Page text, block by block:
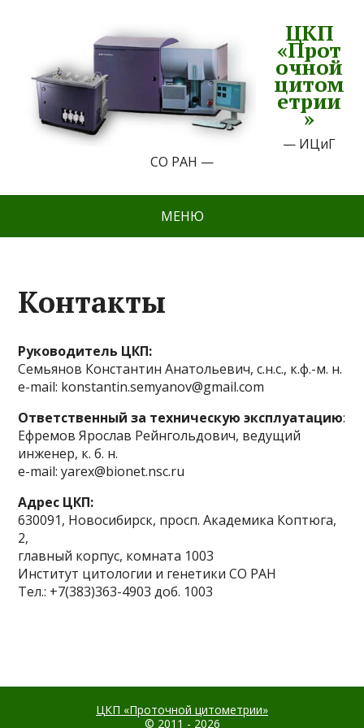
ЦКП
«Прот
очной
цитом
етрии
»
— ИЦиГ
СО РАН —
МЕНЮ
Контакты
Руководитель ЦКП:
Семьянов Константин Анатольевич, с.н.с., к.ф.-м. н.
e-mail: konstantin.semyanov@gmail.com
Ответственный за техническую эксплуатацию:
Ефремов Ярослав Рейнгольдович, ведущий
инженер, к. б. н.
e-mail: yarex@bionet.nsc.ru
Адрес ЦКП:
630091, Новосибирск, просп. Академика Коптюга,
2,
главный корпус, комната 1003
Институт цитологии и генетики СО РАН
Тел.: +7(383)363-4903 доб. 1003
ЦКП «Проточной цитометрии»
© 2011 - 2026